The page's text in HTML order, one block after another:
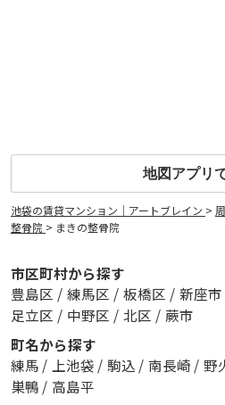
地図アプリ
池袋の賃貸マンション｜アートブレイン >
整骨院 > まきの整骨院
市区町村から探す
豊島区 / 練馬区 / 板橋区 / 新座市
足立区 / 中野区 / 北区 / 蕨市
町名から探す
練馬 / 上池袋 / 駒込 / 南長崎 / 野
巣鴨 / 高島平